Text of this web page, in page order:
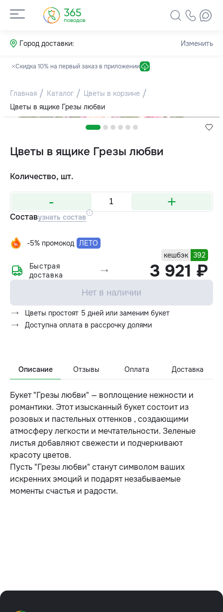
Город доставки: Изменить
Скидка 10% на первый заказ в приложении
Главная Каталог
Цветы в корзине
Цветы в ящике Грезы любви
Цветы в ящике Грезы любви
Количество, шт.
- +
Составузнать состав
-5% промокод ЛЕТО
кешбэк 392
3 921 ₽
Быстрая
доставка
Нет в наличии
Цветы простоят 5 дней или заменим букет
Доступна оплата в рассрочку долями
Описание Отзывы Оплата Доставка
Букет "Грезы любви" — воплощение нежности и
романтики. Этот изысканный букет состоит из
розовых и пастельных оттенков , создающими
атмосферу легкости и мечтательности. Зеленые
листья добавляют свежести и подчеркивают
красоту цветов.
Пусть "Грезы любви" станут символом ваших
искренних эмоций и подарят незабываемые
моменты счастья и радости.